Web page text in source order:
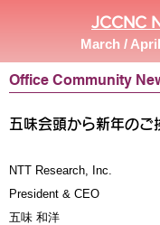
JCCNC
March /
Office Community
五味会頭から新年のご
NTT Research, Inc.
President & CEO
五味 和洋